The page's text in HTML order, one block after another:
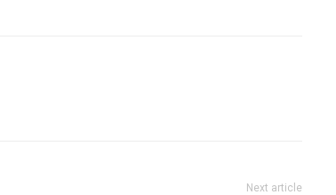
Next article